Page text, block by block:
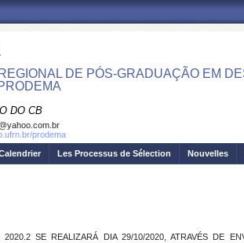
DE PÓS-GRADUAÇÃO EM
DO CB
prodema
Les Processus de Sélection Nouvelles
SE REALIZARÁ DIA 29/10/2020, ATRAVÉS DE